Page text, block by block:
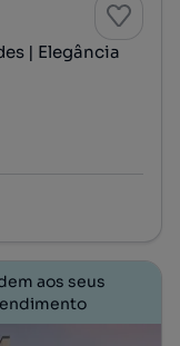
| Elegância
aos seus